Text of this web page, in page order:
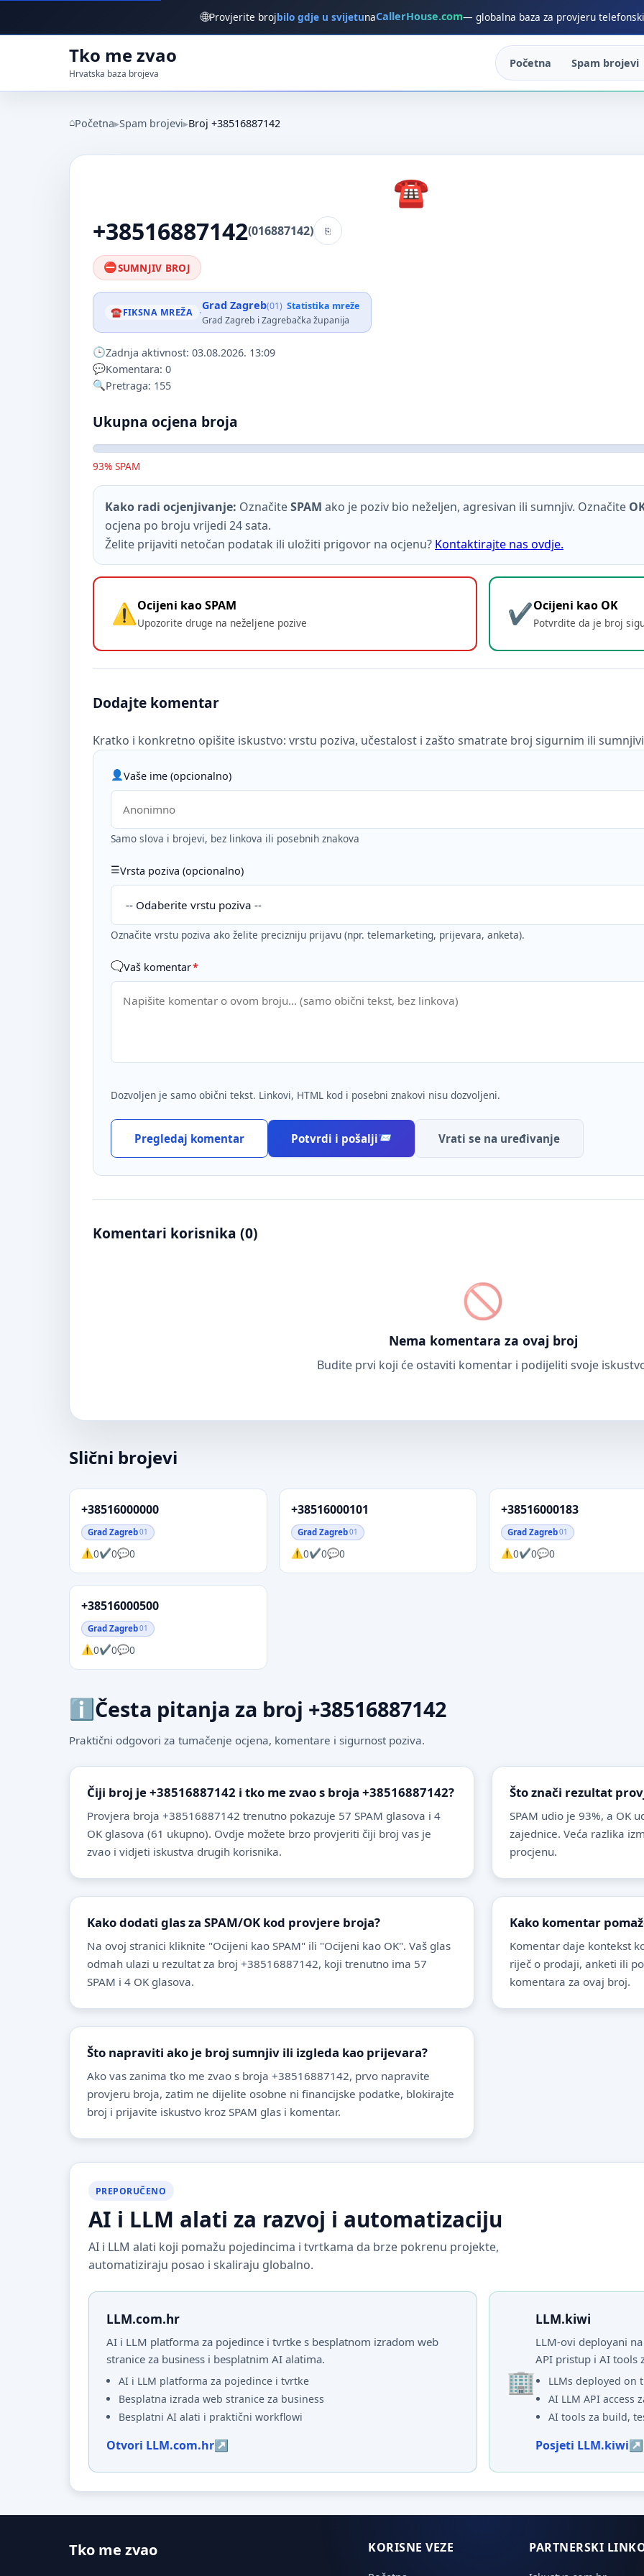
🌐Provjerite brojbilo gdje u svijetunaCallerHouse.com— globalna baza za provjeru
Tko me zvao
Hrvatska baza brojeva
Početna Spam brojevi
Početna Spam brojevi Broj +38516887142
+38516887142(016887142)
SUMNJIV BROJ
FIKSNA MREŽA ·Grad Zagreb(01) Statistika mreže
Grad Zagreb i Zagrebačka županija
Zadnja aktivnost: 03.08.2026. 13:09
Komentara: 0
Pretraga: 155
Ukupna ocjena broja
93% SPAM
Kako radi ocjenjivanje: OznačiteSPAM ako je poziv bio neželjen, agresivan ili sumnjiv. Označite
ocjena po broju vrijedi 24 sata.
Želite prijaviti netočan podatak ili uložiti prigovor na ocjenu? Kontaktirajte nas ovdje.
Ocijeni kao SPAM
Upozorite druge na neželjene pozive
Ocijeni kao OK
Potvrdite da je broj
Dodajte komentar
Kratko i konkretno opišite iskustvo: vrstu poziva, učestalost i zašto smatrate broj sigurnim ili
Vaše ime (opcionalno)
Samo slova i brojevi, bez linkova ili posebnih znakova
Vrsta poziva (opcionalno)
Označite vrstu poziva ako želite precizniju prijavu (npr. telemarketing, prijevara, anketa).
Vaš komentar*
Dozvoljen je samo obični tekst. Linkovi, HTML kod i posebni znakovi nisu dozvoljeni.
Pregledaj komentar Potvrdi i pošalji Vrati se na uređivanje
Komentari korisnika (0)
Nema komentara za ovaj broj
Budite prvi koji će ostaviti komentar i podijeliti svoje
Slični brojevi
+38516000000
Grad Zagreb01
0 0 0
+38516000101
Grad Zagreb01
0 0 0
+38516000183
Grad Zagreb01
0 0 0
+38516000500
Grad Zagreb01
0 0 0
Česta pitanja za broj +38516887142
Praktični odgovori za tumačenje ocjena, komentare i sigurnost poziva.
Čiji broj je +38516887142 i tko me zvao s broja +38516887142?
Provjera broja +38516887142 trenutno pokazuje 57 SPAM glasova i 4
OK glasova (61 ukupno). Ovdje možete brzo provjeriti čiji broj vas je
zvao i vidjeti iskustva drugih korisnika.
Što znači rezultat
SPAM udio je 93%, a OK
zajednice. Veća razlika
procjenu.
Kako dodati glas za SPAM/OK kod provjere broja?
Na ovoj stranici kliknite "Ocijeni kao SPAM" ili "Ocijeni kao OK". Vaš glas
odmah ulazi u rezultat za broj +38516887142, koji trenutno ima 57
SPAM i 4 OK glasova.
Kako komentar
Komentar daje kontekst
riječ o prodaji, anketi ili
komentara za ovaj broj.
Što napraviti ako je broj sumnjiv ili izgleda kao prijevara?
Ako vas zanima tko me zvao s broja +38516887142, prvo napravite
provjeru broja, zatim ne dijelite osobne ni financijske podatke, blokirajte
broj i prijavite iskustvo kroz SPAM glas i komentar.
PREPORUČENO
AI i LLM alati za razvoj i automatizaciju
AI i LLM alati koji pomažu pojedincima i tvrtkama da brze pokrenu projekte,
automatiziraju posao i skaliraju globalno.
LLM.com.hr
AI i LLM platforma za pojedince i tvrtke s besplatnom izradom web
stranice za business i besplatnim AI alatima.
AI i LLM platforma za pojedince i tvrtke
Besplatna izrada web stranice za business
Besplatni AI alati i praktični workflowi
Otvori LLM.com.hr
LLM.kiwi
LLM-ovi deployani
API pristup i AI tools
LLMs deployed on
AI LLM API access
AI tools za build,
Posjeti LLM.kiwi
Tko me zvao KORISNE VEZE PARTNERSKI